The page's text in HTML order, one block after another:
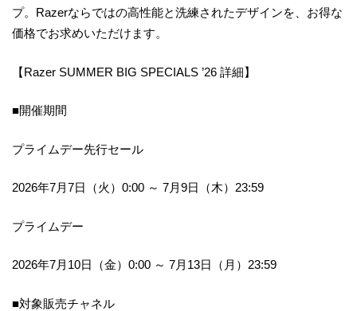
プ。Razerならではの高性能と洗練されたデザインを、お得な
価格でお求めいただけます。
【Razer SUMMER BIG SPECIALS ’26 詳細】
■開催期間
プライムデー先行セール
2026年7月7日（火）0:00 ～ 7月9日（木）23:59
プライムデー
2026年7月10日（金）0:00 ～ 7月13日（月）23:59
■対象販売チャネル